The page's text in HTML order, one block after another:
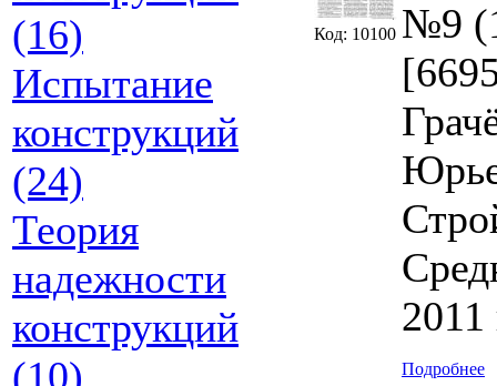
(16)
Испытание
конструкций
(24)
Теория
надежности
конструкций
(10)
Код: 10100 №9
2011
Подробнее